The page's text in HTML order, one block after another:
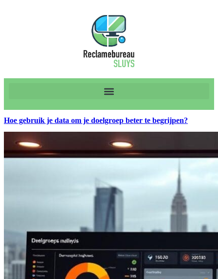
Hoe gebruik je data om je doelgroep beter te begrijpen?